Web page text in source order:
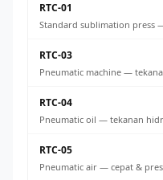
RTC-01
Standard sublimation press
RTC-03
Pneumatic machine —
RTC-04
Pneumatic oil — tekanan
RTC-05
Pneumatic air — cepat &